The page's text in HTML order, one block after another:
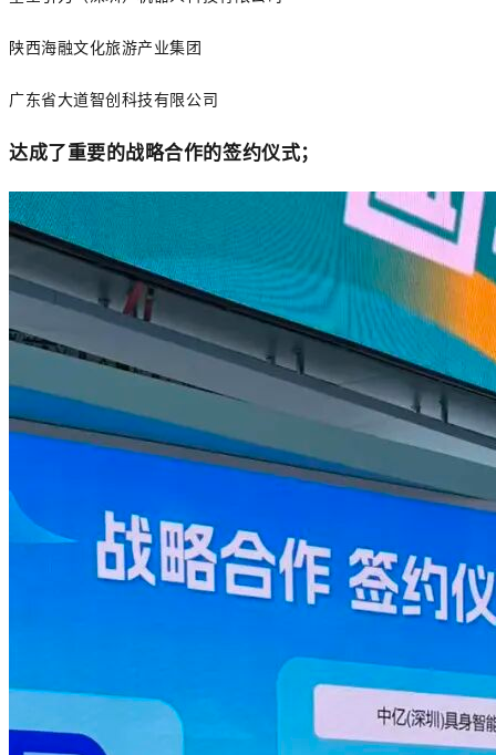
陕西海融文化旅游产业集团
广东省大道智创科技有限公司
达成了重要的战略合作的签约仪式；